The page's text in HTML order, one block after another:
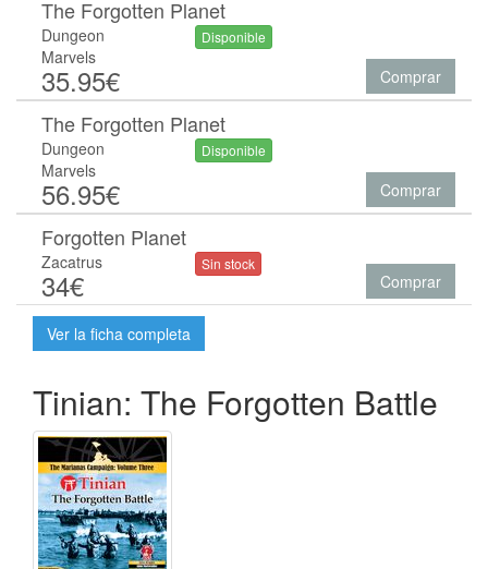
The Forgotten Planet
Dungeon
Marvels
35.95€
Disponible
Comprar
The Forgotten Planet
Dungeon
Marvels
56.95€
Disponible
Comprar
Forgotten Planet
Zacatrus
34€
Sin stock
Comprar
Ver la ficha completa
Tinian: The Forgotten Battle